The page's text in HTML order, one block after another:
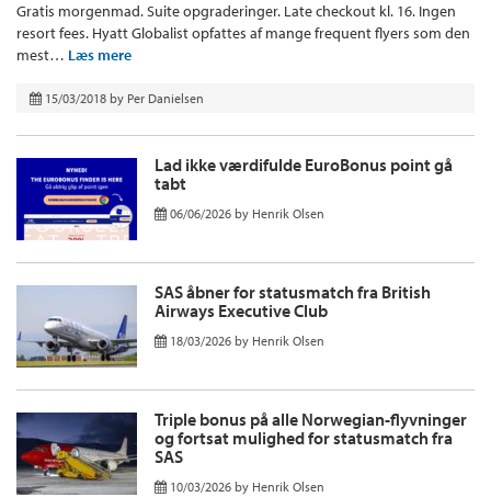
Gratis morgenmad. Suite opgraderinger. Late checkout kl. 16. Ingen
resort fees. Hyatt Globalist opfattes af mange frequent flyers som den
mest… Læs mere
15/03/2018 by Per Danielsen
Lad ikke værdifulde EuroBonus point gå
tabt
06/06/2026 by Henrik Olsen
SAS åbner for statusmatch fra British
Airways Executive Club
18/03/2026 by Henrik Olsen
Triple bonus på alle Norwegian-flyvninger
og fortsat mulighed for statusmatch fra
SAS
10/03/2026 by Henrik Olsen